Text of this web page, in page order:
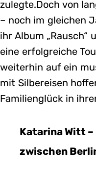
zulegte.Doch von
– noch im gleichen
ihr Album „Rausch“
eine erfolgreiche
weiterhin auf ein
mit Silbereisen
Familienglück in
Katarina Witt
zwischen